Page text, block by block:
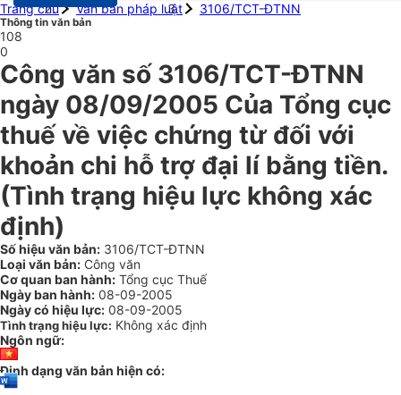
Trang chủ
Văn bản pháp luật 3106/TCT-ĐTNN
Thông tin văn bản
108
0
Công văn số 3106/TCT-ĐTNN
ngày 08/09/2005 Của Tổng cục
thuế về việc chứng từ đối với
khoản chi hỗ trợ đại lí bằng tiền.
(Tình trạng hiệu lực không xác
định)
Số hiệu văn bản: 3106/TCT-ĐTNN
Loại văn bản: Công văn
Cơ quan ban hành: Tổng cục Thuế
Ngày ban hành: 08-09-2005
Ngày có hiệu lực: 08-09-2005
Tình trạng hiệu lực: Không xác định
Ngôn ngữ:
Định dạng văn bản hiện có: